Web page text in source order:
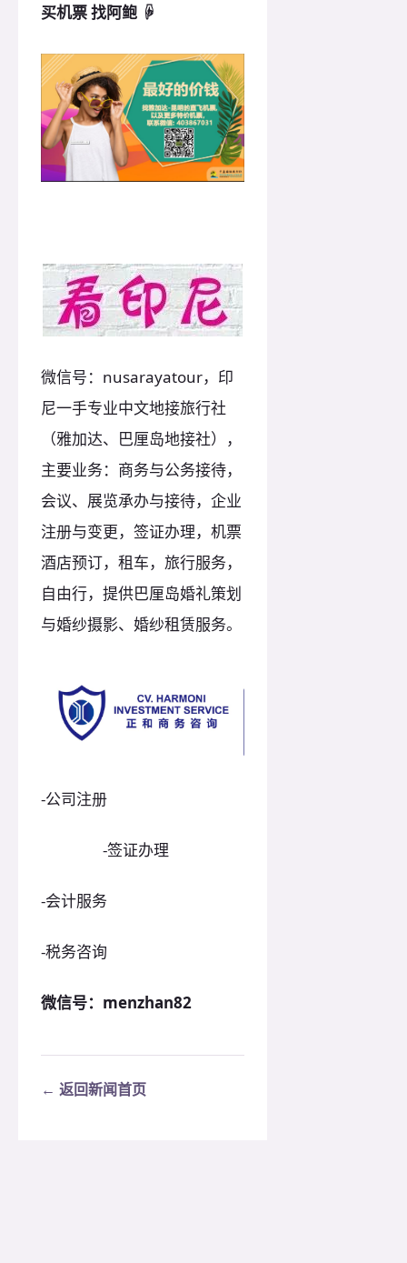
买机票找阿鲍 ☟
微信号：nusarayatour，印
尼一手专业中文地接旅行社
（雅加达、巴厘岛地接社），
主要业务：商务与公务接待，
会议、展览承办与接待，企业
注册与变更，签证办理，机票
酒店预订，租车，旅行服务，
自由行，提供巴厘岛婚礼策划
与婚纱摄影、婚纱租赁服务。
-公司注册
-签证办理
-会计服务
-税务咨询
微信号：menzhan82
← 返回新闻首页